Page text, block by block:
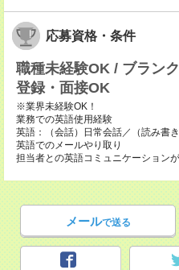
応募資格・条件
職種未経験OK / ブラン
登録・面接OK
※業界未経験OK！
業務での英語使用経験
英語：（会話）日常会話／（読み書
英語でのメールやり取り
担当者との英語コミュニケーション
メールで送る